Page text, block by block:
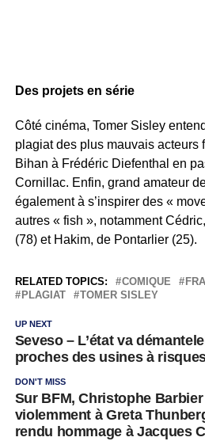
Des projets en série
Côté cinéma, Tomer Sisley
plagiat des plus mauvais acteurs
Bihan à Frédéric Diefenthal en
Cornillac. Enfin, grand amateur
également à s’inspirer des «
autres « fish », notamment
(78) et Hakim, de Pontarlier (25).
RELATED TOPICS: COMIQUE
PLAGIAT
TOMER SISLEY
UP NEXT
Seveso – L’état va
proches des usines à
DON'T MISS
Sur BFM, Christophe
violemment à Greta
rendu hommage à Jacques